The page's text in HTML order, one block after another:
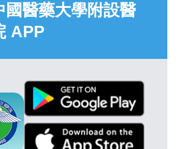
國醫藥大學附設醫
APP